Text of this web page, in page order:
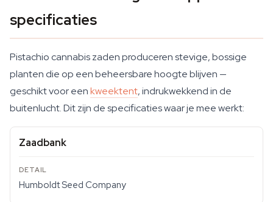
specificaties
Pistachio cannabis zaden produceren stevige, bossige
planten die op een beheersbare hoogte blijven —
geschikt voor eenkweektent, indrukwekkend in de
buitenlucht. Dit zijn de specificaties waar je mee werkt:
Zaadbank
Humboldt Seed Company